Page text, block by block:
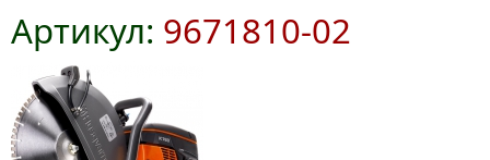
Артикул: 9671810-02